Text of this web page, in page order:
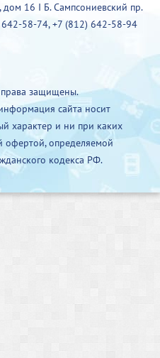
дом 16 I Б. Сампсониевский пр.
642-58-74,+7 (812) 642-58-94
права защищены.
сайта носит
характер и ни при каких
офертой, определяемой
кодекса РФ.